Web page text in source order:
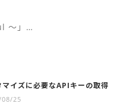
～」…
イズに必要なAPIキーの取得
25